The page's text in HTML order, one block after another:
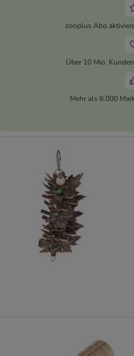
zooplus Abo
Über 10 Mio.
Mehr als 8.000